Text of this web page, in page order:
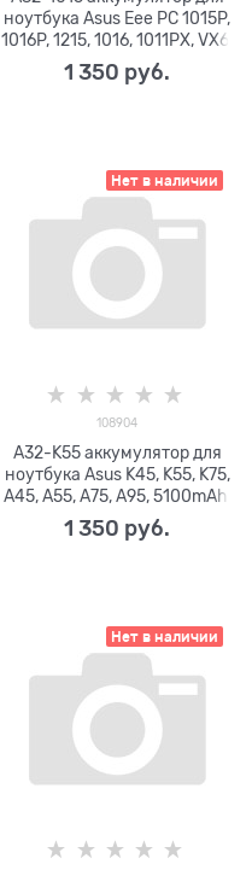
ноутбука Asus Eee PC 1015P,
1016P, 1215, 1016, 1011PX, VX6,
4400mAh, 10.8V
1 350 руб.
Нет в наличии
108904
A32-K55 аккумулятор для
ноутбука Asus K45, K55, K75,
A45, A55, A75, A95, 5100mAh,
11.1V
1 350 руб.
Нет в наличии